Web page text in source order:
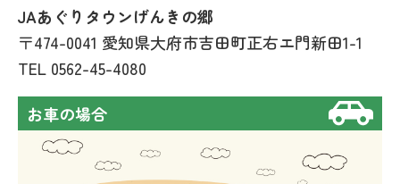
JAあぐりタウンげんきの郷
〒474-0041 愛知県大府市吉田町正右エ門新田1-1
TEL 0562-45-4080
お車の場合